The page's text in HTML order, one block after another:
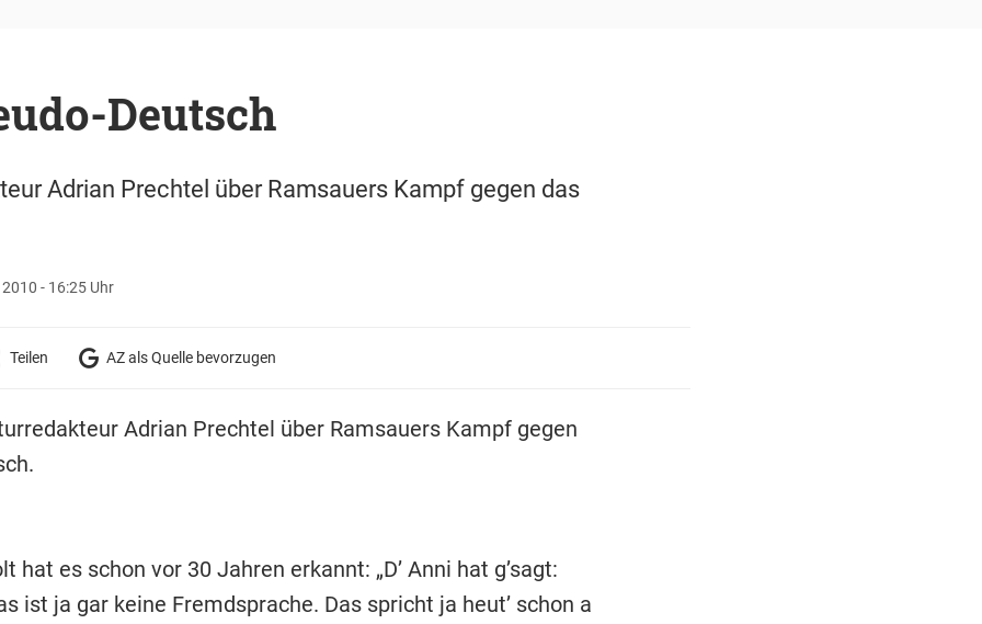
Deutsch
Adrian Prechtel über Ramsauers Kampf gegen das
- 16:25 Uhr
Teilen AZ als Quelle bevorzugen
Adrian Prechtel über Ramsauers Kampf gegen
hat es schon vor 30 Jahren erkannt: „D’ Anni hat g’sagt:
ist ja gar keine Fremdsprache. Das spricht ja heut’ schon a